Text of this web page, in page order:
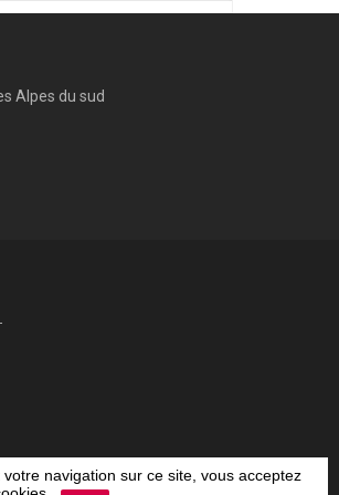
Alpes du sud
votre navigation sur ce site, vous acceptez